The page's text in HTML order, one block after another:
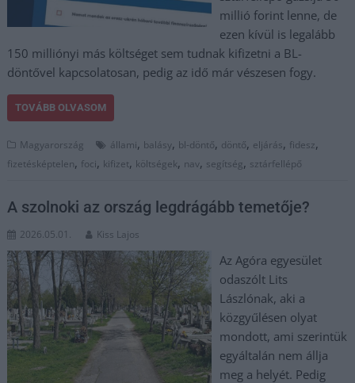
millió forint lenne, de
ezen kívül is legalább
150 milliónyi más költséget sem tudnak kifizetni a BL-
döntővel kapcsolatosan, pedig az idő már vészesen fogy.
TOVÁBB OLVASOM
Magyarország állami, balásy, bl-döntő, döntő, eljárás, fidesz,
fizetésképtelen, foci, kifizet, költségek, nav, segítség, sztárfellépő
A szolnoki az ország legdrágább temetője?
2026.05.01. Kiss Lajos
Az Agóra egyesület
odaszólt Lits
Lászlónak, aki a
közgyűlésen olyat
mondott, ami szerintük
egyáltalán nem állja
meg a helyét. Pedig